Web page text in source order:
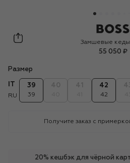
BOSS
Замшевые кеды
55 050 ₽
Размер
RU
39
39
42
42
Получите заказ с
20% кешбэк для чёрной